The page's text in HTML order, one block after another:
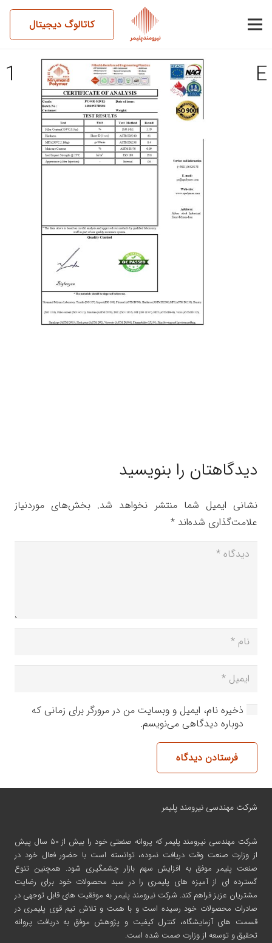
کاتالوگ دیجیتال
14040527BS04-PC44R-3-D-E
دیدگاهتان را بنویسید
نشانی ایمیل شما منتشر نخواهد شد. بخش‌های موردنیاز
علامت‌گذاری شده‌اند *
ذخیره نام، ایمیل و وبسایت من در مرورگر برای زمانی که
دوباره دیدگاهی می‌نویسم.
فرستادن دیدگاه
شرکت مهندسی نیرومند پلیمر
شرکت مهندسی نیرومند پلیمر
که پروانه صنعتی خود را بیش از ۵۰ سال پیش
از وزارت صنعت وقت دریافت نموده، توانسته است با حضور فعال خود در
صنعت پلیمر موفق به افزایش سهم بازار چشمگیری شود. همچنین تنوع
گسترده ای از آمیزه های پلیمری را در سبد محصولات خود برای رضایت
مشتریان عزیز فراهم کند. شرکت نیرومند پلیمر به موفقیت های قابل توجهی در
صادرات محصولات خود رسیده است و با همت و تلاش تیم قوی پلیمری در
قسمت های آزمایشگاه، کنترل کیفیت و پژوهش موفق به دریافت پروانه
تحقیق و توسعه از وزارت صمت شده است.